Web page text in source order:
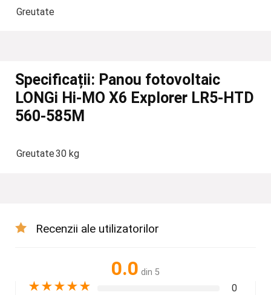
Greutate
Specificații: Panou fotovoltaic
LONGi Hi-MO X6 Explorer LR5-HTD
560-585M
Greutate30 kg
Recenzii ale utilizatorilor
0.0 din 5
★★★★★ 0